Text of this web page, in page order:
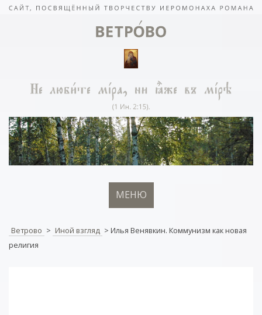
МЕНЮ
Ветрово > Иной взгляд > Илья Венявкин. Коммунизм как новая
религия